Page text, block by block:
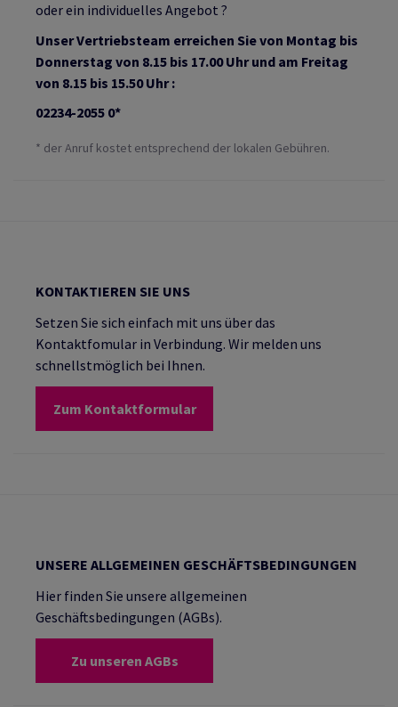
oder ein individuelles Angebot ?
Unser Vertriebsteam erreichen Sie von Montag bis
Donnerstag von 8.15 bis 17.00 Uhr und am Freitag
von 8.15 bis 15.50 Uhr :
02234-2055 0*
* der Anruf kostet entsprechend der lokalen Gebühren.
KONTAKTIEREN SIE UNS
Setzen Sie sich einfach mit uns über das
Kontaktfomular in Verbindung. Wir melden uns
schnellstmöglich bei Ihnen.
Zum Kontaktformular
UNSERE ALLGEMEINEN GESCHÄFTSBEDINGUNGEN
Hier finden Sie unsere allgemeinen
Geschäftsbedingungen (AGBs).
Zu unseren AGBs